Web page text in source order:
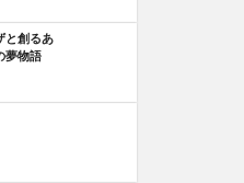
と創るあ
夢物語